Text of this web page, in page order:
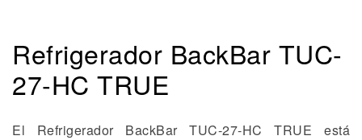
Refrigerador BackBar TUC-
27-HC TRUE
El Refrigerador BackBar TUC-27-HC TRUE está